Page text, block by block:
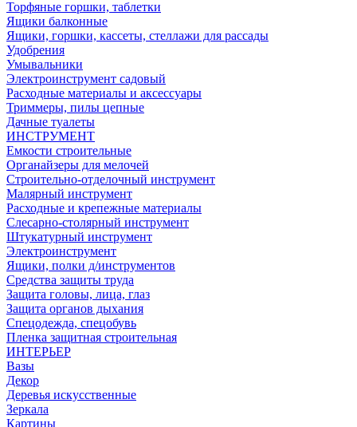
Торфяные горшки, таблетки
Ящики балконные
Ящики, горшки, кассеты, стеллажи для рассады
Удобрения
Умывальники
Электроинструмент садовый
Расходные материалы и аксессуары
Триммеры, пилы цепные
Дачные туалеты
ИНСТРУМЕНТ
Емкости строительные
Органайзеры для мелочей
Строительно-отделочный инструмент
Малярный инструмент
Расходные и крепежные материалы
Слесарно-столярный инструмент
Штукатурный инструмент
Электроинструмент
Ящики, полки д/инструментов
Средства защиты труда
Защита головы, лица, глаз
Защита органов дыхания
Спецодежда, спецобувь
Пленка защитная строительная
ИНТЕРЬЕР
Вазы
Декор
Деревья искусственные
Зеркала
Картины